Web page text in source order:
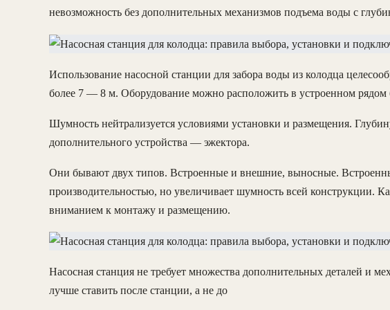
невозможность без дополнительных механизмов подъема воды с
Использование насосной станции для забора воды из колодца
более 7 — 8 м. Оборудование можно расположить в устроенном рядом
Шумность нейтрализуется условиями установки и размещения.
дополнительного устройства — эжектора.
Они бывают двух типов. Встроенные и внешние, выносные.
производительностью, но увеличивает шумность всей конструкции.
вниманием к монтажу и размещению.
Насосная станция не требует множества дополнительных деталей и
лучше ставить после станции, а не до